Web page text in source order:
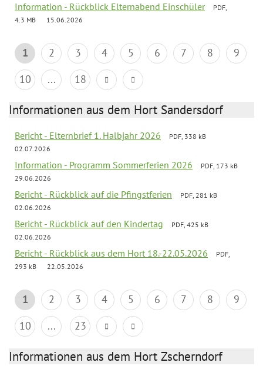
Information - Rückblick Elternabend Einschüler
PDF,
4.3 MB
15.06.2026
1 2 3 4 5 6 7 8
9
10
... 18
Informationen aus dem Hort Sandersdorf
Bericht - Elternbrief 1. Halbjahr 2026
PDF, 338 kB
02.07.2026
Information - Programm Sommerferien 2026
PDF, 173 kB
29.06.2026
Bericht - Rückblick auf die Pfingstferien
PDF, 281 kB
02.06.2026
Bericht - Rückblick auf den Kindertag
PDF, 425 kB
02.06.2026
Bericht - Rückblick aus dem Hort 18.-22.05.2026
PDF,
293 kB
22.05.2026
1 2 3 4 5 6 7 8
9
10
... 23
Informationen aus dem Hort Zscherndorf